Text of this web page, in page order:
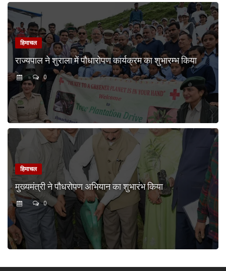
हिमाचल
राज्यपाल ने शुराला में पौधारोपण कार्यक्रम का शुभारम्भ किया
0
हिमाचल
मुख्यमंत्री ने पौधरोपण अभियान का शुभारंभ किया
0